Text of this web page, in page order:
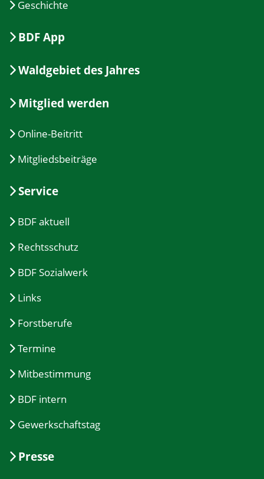
Geschichte
BDF App
Waldgebiet des Jahres
Mitglied werden
Online-Beitritt
Mitgliedsbeiträge
Service
BDF aktuell
Rechtsschutz
BDF Sozialwerk
Links
Forstberufe
Termine
Mitbestimmung
BDF intern
Gewerkschaftstag
Presse